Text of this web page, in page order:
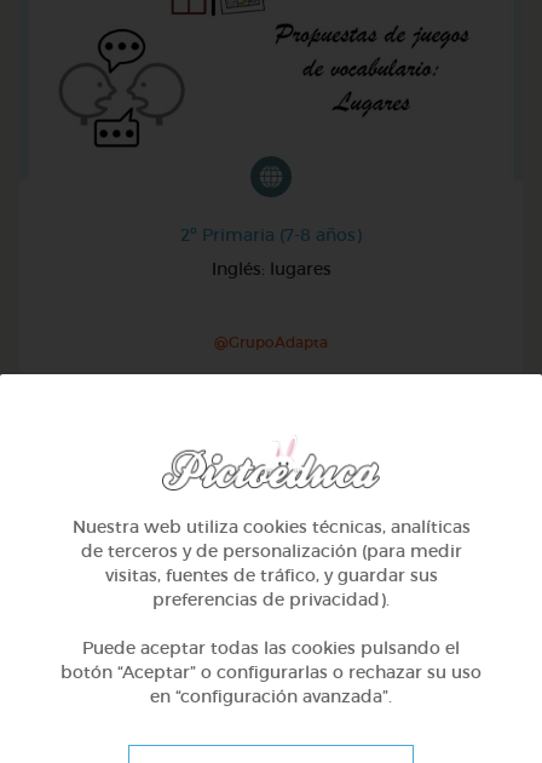
2º Primaria (7-8 años)
Inglés: lugares
@GrupoAdapta
Otros
Nuestra web utiliza cookies técnicas, analíticas
de terceros y de personalización (para medir
visitas, fuentes de tráfico, y guardar sus
preferencias de privacidad).
Puede aceptar todas las cookies pulsando el
botón “Aceptar” o configurarlas o rechazar su uso
en “configuración avanzada”.